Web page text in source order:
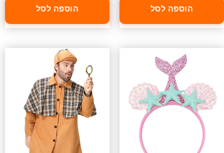
הוספה לסל הוספה לסל